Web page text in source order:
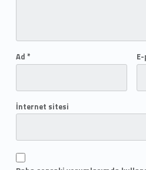
Ad *
İnternet sitesi